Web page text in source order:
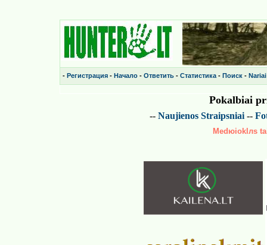
- Регистрация - Начало - Ответить - Статистика - Поиск - Nariai
Pokalbiai
-- Naujienos Straipsniai--
Medюioklлs